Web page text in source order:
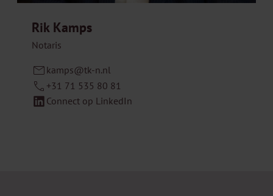
Rik Kamps
Notaris
kamps@tk-n.nl
+31 71 535 80 81
Connect op LinkedIn